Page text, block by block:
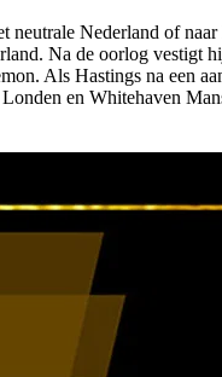
Nederland of
Na de oorlog vestigt
Als Hastings na een
en Whitehaven